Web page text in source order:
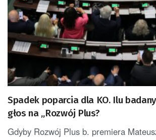
Spadek poparcia dla KO. Ilu
głos na „Rozwój Plus?
Gdyby Rozwój Plus b. premiera